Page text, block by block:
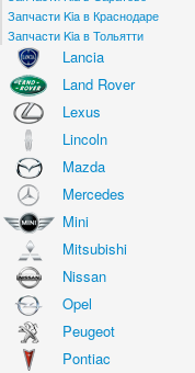
Запчасти Kia в Краснодаре
Запчасти Kia в Тольятти
Lancia
Land Rover
Lexus
Lincoln
Mazda
Mercedes
Mini
Mitsubishi
Nissan
Opel
Peugeot
Pontiac